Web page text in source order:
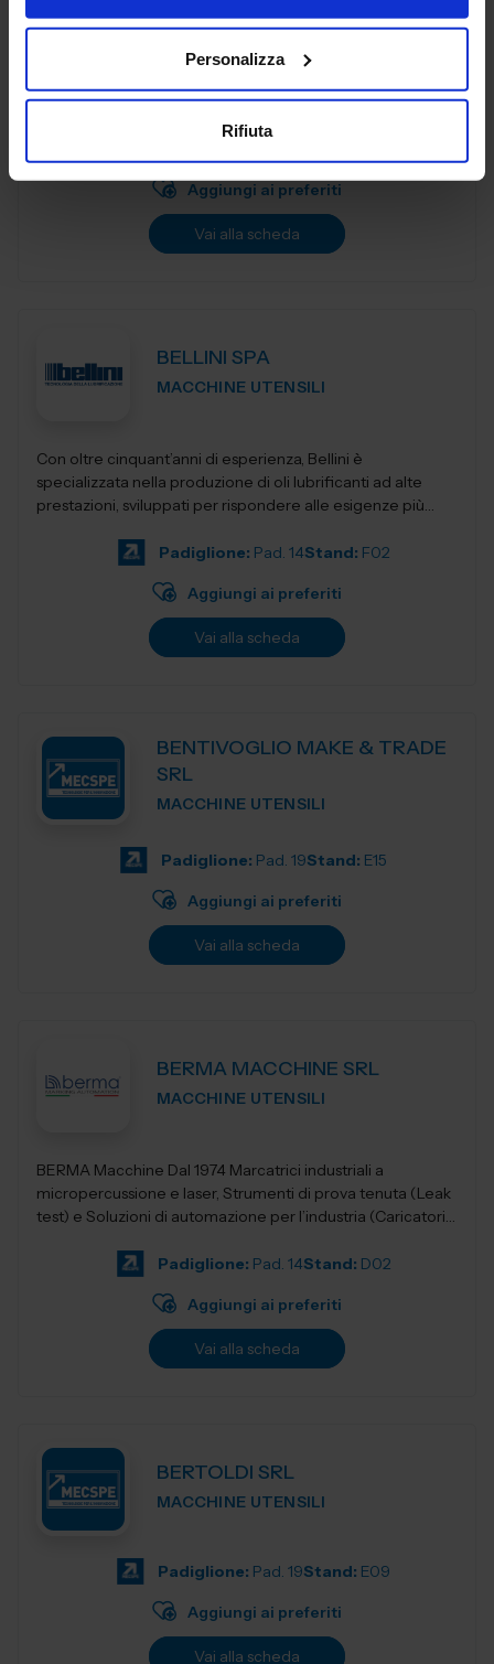
Personalizza
Rifiuta
Dal 1999, Authon si è affermata come un punto di
questi trent'anni, il nostro team ha dedicato impegno e
Aggiungi ai preferiti
Vai alla scheda
BELLINI SPA
MACCHINE UTENSILI
Con oltre cinquant’anni di esperienza, Bellini è
specializzata nella produzione di oli lubrificanti ad alte
prestazioni, sviluppati per rispondere alle esigenze più
Padiglione: Pad. 14Stand: F02
Aggiungi ai preferiti
Vai alla scheda
BENTIVOGLIO MAKE & TRADE
SRL
MACCHINE UTENSILI
Padiglione: Pad. 19Stand: E15
Aggiungi ai preferiti
Vai alla scheda
BERMA MACCHINE SRL
MACCHINE UTENSILI
BERMA Macchine Dal 1974 Marcatrici industriali a
micropercussione e laser, Strumenti di prova tenuta (Leak
test) e Soluzioni di automazione per l’industria (Caricatori,
Padiglione: Pad. 14Stand: D02
Aggiungi ai preferiti
Vai alla scheda
BERTOLDI SRL
MACCHINE UTENSILI
Padiglione: Pad. 19Stand: E09
Aggiungi ai preferiti
Vai alla scheda